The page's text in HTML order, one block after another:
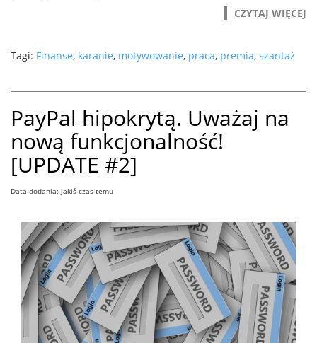
CZYTAJ WIĘCEJ
Tagi: Finanse, karanie, motywowanie, praca, premia, szantaż
PayPal hipokrytą. Uważaj na
nową funkcjonalność!
[UPDATE #2]
Data dodania: jakiś czas temu